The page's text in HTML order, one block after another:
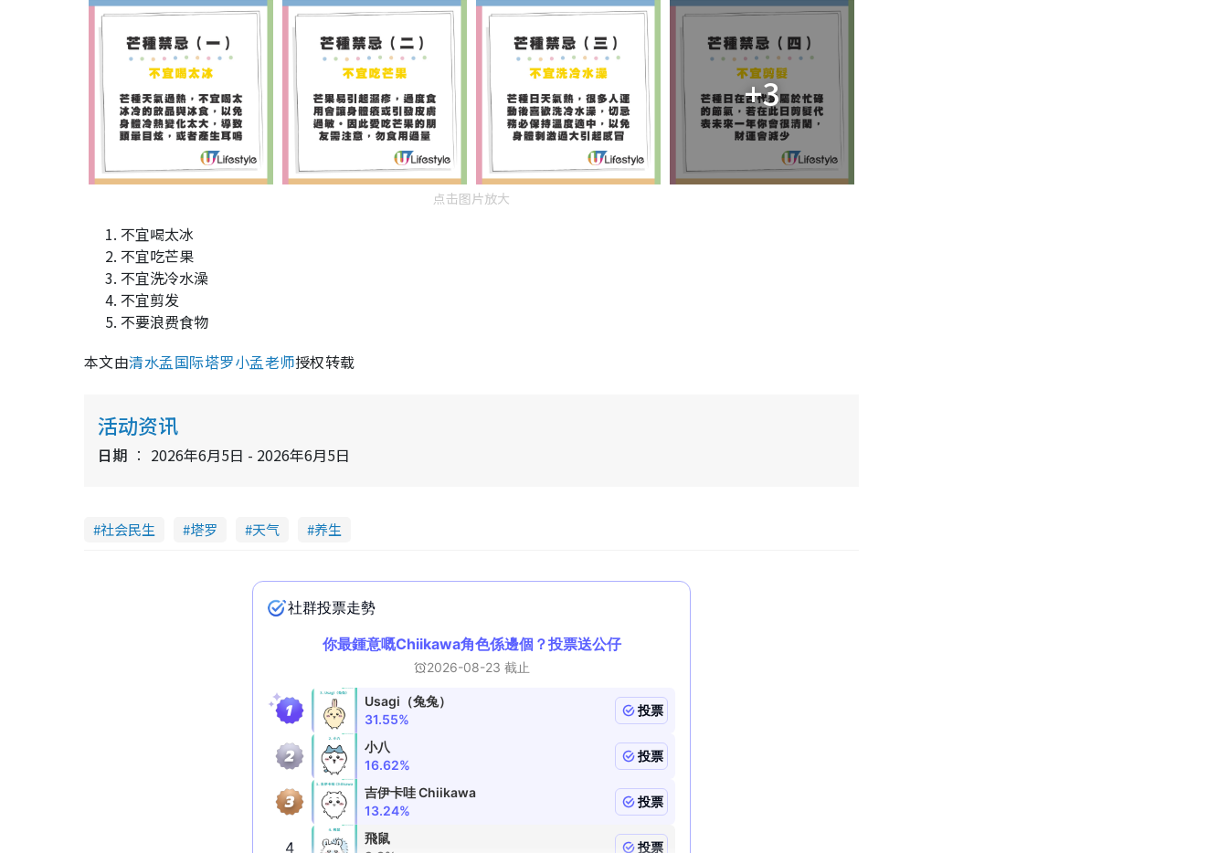
+3
点击图片放大
不宜喝太冰
不宜吃芒果
不宜洗冷水澡
不宜剪发
不要浪费食物
本文由清水孟国际塔罗小孟老师授权转载
活动资讯
日期 2026年6月5日 - 2026年6月5日
社会民生 塔罗 天气 养生